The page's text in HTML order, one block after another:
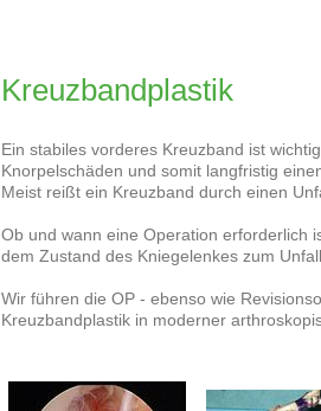
Kreuzbandplastik
Ein stabiles vorderes Kreuzband ist
Knorpelschäden und somit langfristig
Meist reißt ein Kreuzband durch einen
Ob und wann eine Operation erforderlich
dem Zustand des Kniegelenkes zum
Wir führen die OP - ebenso wie
Kreuzbandplastik in moderner